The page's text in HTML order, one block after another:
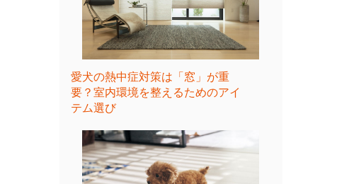
愛犬の熱中症対策は「窓」が重
要？室内環境を整えるためのアイ
テム選び